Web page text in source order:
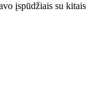
įspūdžiais su kitais